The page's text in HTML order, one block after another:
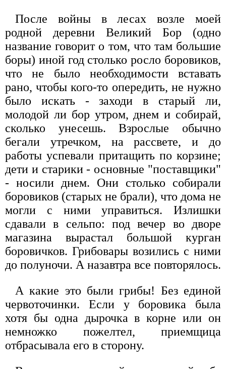
После войны в лесах возле моей
родной деревни Великий Бор (одно
название говорит о том, что там большие
боры) иной год столько росло боровиков,
что не было необходимости вставать
рано, чтобы кого-то опередить, не нужно
было искать - заходи в старый ли,
молодой ли бор утром, днем и собирай,
сколько унесешь. Взрослые обычно
бегали утречком, на рассвете, и до
работы успевали притащить по корзине;
дети и старики - основные "поставщики"
- носили днем. Они столько собирали
боровиков (старых не брали), что дома не
могли с ними управиться. Излишки
сдавали в сельпо: под вечер во дворе
магазина вырастал большой курган
боровичков. Грибовары возились с ними
до полуночи. А назавтра все повторялось.
А какие это были грибы! Без единой
червоточинки. Если у боровика была
хотя бы одна дырочка в корне или он
немножко пожелтел, приемщица
отбрасывала его в сторону.